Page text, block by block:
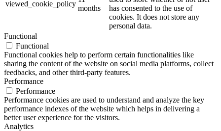
viewed_cookie_policy
months
has consented to the use of
cookies. It does not store any
personal data.
Functional
Functional
Functional cookies help to perform certain functionalities like
sharing the content of the website on social media platforms, collect
feedbacks, and other third-party features.
Performance
Performance
Performance cookies are used to understand and analyze the key
performance indexes of the website which helps in delivering a
better user experience for the visitors.
Analytics